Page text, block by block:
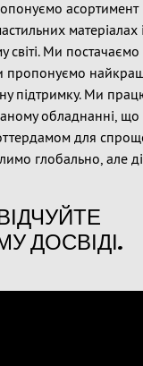
асортимент
матеріалах
світі. Ми постачаємо
пропонуємо
підтримку. Ми
обладнанні, що
для
глобально, але
ДОСВІДІ.